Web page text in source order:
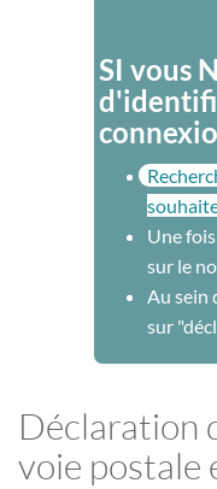
SI vous
Une
sur le
Au sein
sur
Déclaration
voie postale